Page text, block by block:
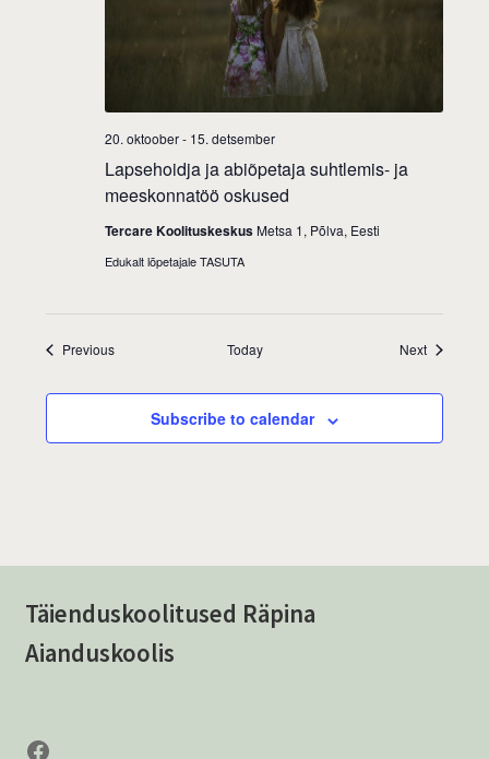
Lapsehoidja ja abiõpetaja suhtlemis- ja
meeskonnatöö oskused
20. oktoober- 15. detsember
Tercare KoolituskeskusMetsa 1, Põlva, Eesti
Edukalt lõpetajale TASUTA
PreviousEvents Today NextEvents
Subscribe to calendar
Täienduskoolitused Räpina
Aianduskoolis
Facebook